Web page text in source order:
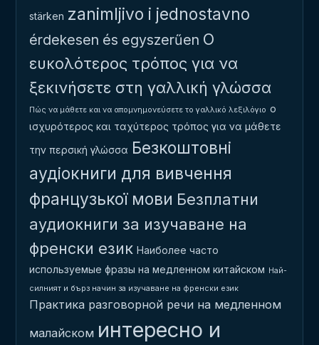
stärken zanimljivo i jednostavno
érdekesen és egyszerűen Ο
ευκολότερος τρόπος για να
ξεκινήσετε στη γαλλική γλώσσα
Πώς να μάθετε και να απομνημονεύσετε το γαλλικό λεξιλόγιο ο
ισχυρότερος και ταχύτερος τρόπος για να μάθετε
την περσική γλώσσα Безкоштовні
аудіокниги для вивчення
французької мови Безплатни
аудиокниги за изучаване на
френски език Наиболее часто
используемые фразы на медленном китайском Най-
силният и бърз начин за изучаване на френски език
Практика разговорной речи на медленном
малайском интересно и